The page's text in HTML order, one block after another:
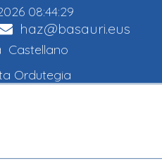
08:44:29
haz@basauri.eus
Castellano
Ordutegia